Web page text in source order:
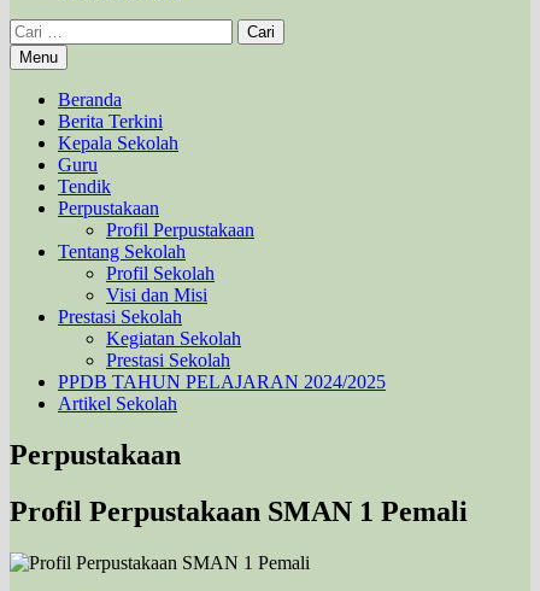
Cari
untuk:
Menu
Beranda
Berita Terkini
Kepala Sekolah
Guru
Tendik
Perpustakaan
Profil Perpustakaan
Tentang Sekolah
Profil Sekolah
Visi dan Misi
Prestasi Sekolah
Kegiatan Sekolah
Prestasi Sekolah
PPDB TAHUN PELAJARAN 2024/2025
Artikel Sekolah
Perpustakaan
Profil Perpustakaan SMAN 1 Pemali